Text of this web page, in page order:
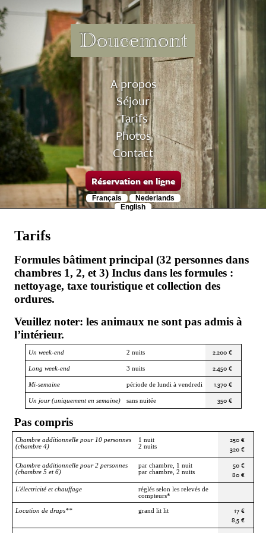
Doucemont
A propos
Séjour
Tarifs
Photos
Contact
Réservation en ligne
Français
Nederlands
English
Tarifs
Formules bâtiment principal (32 personnes dans
chambres 1, 2, et 3) Inclus dans les formules :
nettoyage, taxe touristique et collection des
ordures.
Veuillez noter: les animaux ne sont pas admis à
l’intérieur.
Un week-end 2 nuits 2.200 €
Long week-end 3 nuits 2.450 €
Mi-semaine période de lundi à vendredi 1.370 €
Un jour (uniquement en semaine) sans nuitée 350 €
Pas compris
Chambre additionnelle pour 10 personnes
(chambre 4)
1 nuit
2 nuits
250 €
320 €
Chambre additionnelle pour 2 personnes
(chambre 5 et 6)
par chambre, 1 nuit
par chambre, 2 nuits
50 €
80 €
L'électricité et chauffage
réglés selon les relevés de
compteurs*
Location de draps** grand lit lit
17 €
8,5 €